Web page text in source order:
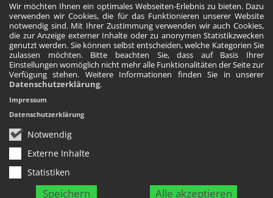
Wir möchten Ihnen ein optimales Webseiten-Erlebnis zu bieten. Dazu
verwenden wir Cookies, die für das Funktionieren unserer Website
notwendig sind. Mit Ihrer Zustimmung verwenden wir auch Cookies,
die zur Anzeige externer Inhalte oder zu anonymen Statistikzwecken
genutzt werden. Sie können selbst entscheiden, welche Kategorien Sie
zulassen möchten. Bitte beachten Sie, dass auf Basis Ihrer
Einstellungen womöglich nicht mehr alle Funktionalitäten der Seite zur
Verfügung stehen. Weitere Informationen finden Sie in unserer
Datenschutzerklärung.
Notwendig
Externe Inhalte
Statistiken
Speichern Alle akzeptieren
Impressum
Datenschutzerklärung